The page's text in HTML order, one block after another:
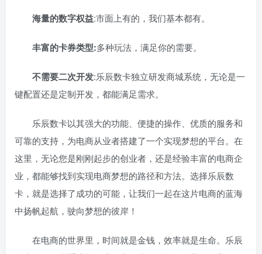
海量的数字权益:市面上有的，我们基本都有。
丰富的卡券类型:多种玩法，满足你的需要。
不需要二次开发:乐辰数卡独立研发商城系统，无论是一
键配置还是定制开发，都能满足需求。
乐辰数卡以其强大的功能、便捷的操作、优质的服务和
可靠的支持，为电商从业者搭建了一个实现梦想的平台。在
这里，无论您是刚刚起步的创业者，还是经验丰富的电商企
业，都能够找到实现电商梦想的路径和方法。选择乐辰数
卡，就是选择了成功的可能，让我们一起在这片电商的蓝海
中扬帆起航，驶向梦想的彼岸！
在电商的世界里，时间就是金钱，效率就是生命。乐辰